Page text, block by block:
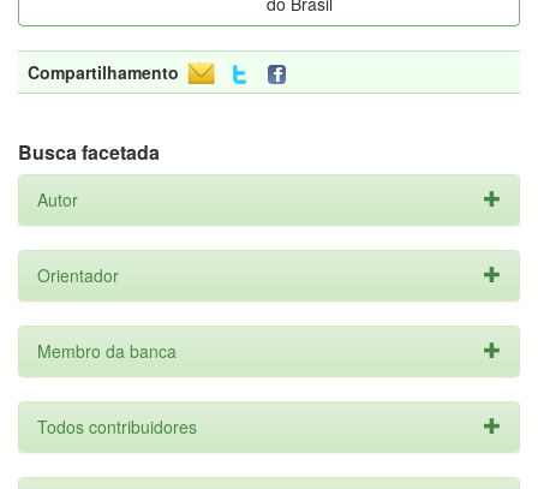
Compartilhamento
Busca facetada
Autor
Orientador
Membro da banca
Todos contribuidores